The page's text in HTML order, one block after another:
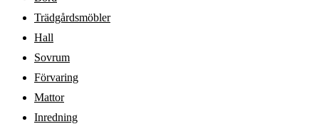
Trädgårdsmöbler
Hall
Sovrum
Förvaring
Mattor
Inredning